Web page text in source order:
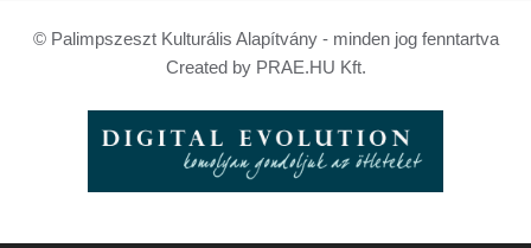
© Palimpszeszt Kulturális Alapítvány - minden jog fenntartva
Created by PRAE.HU Kft.